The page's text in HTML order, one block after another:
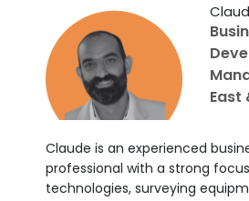
East
Claude is an experienced
professional with a strong
technologies, surveying